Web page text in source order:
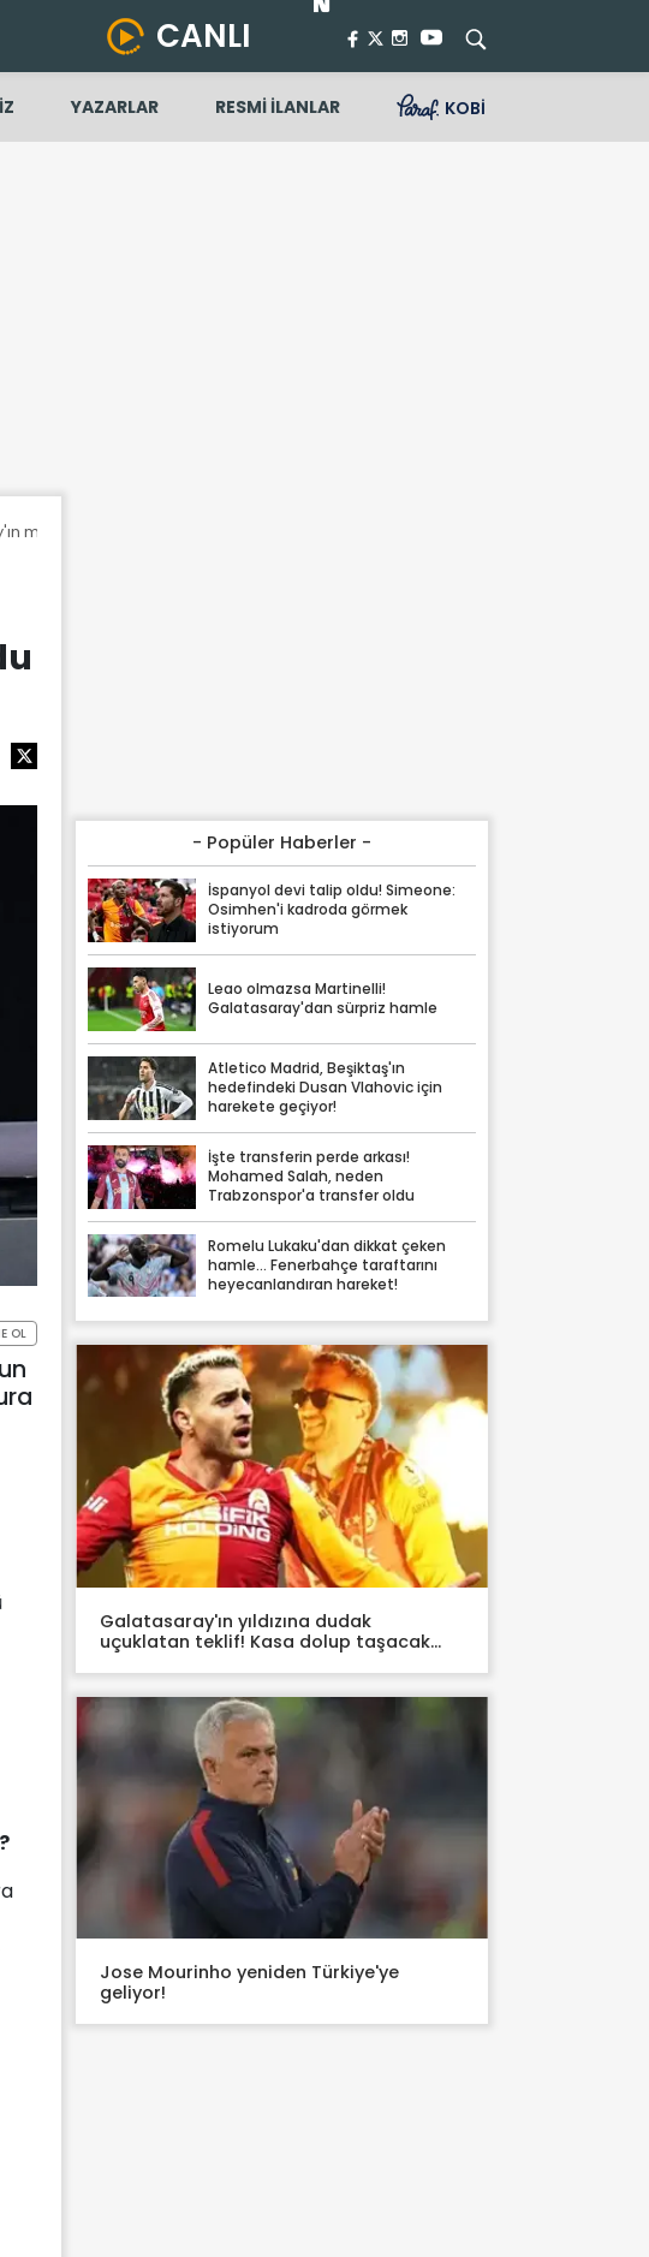
CANLI
YAZARLAR RESMİ İLANLAR KOBİ
muhtemel rakipleri belli oldu mu?
OL
- Popüler Haberler -
İspanyol devi talip oldu! Simeone:
Osimhen'i kadroda görmek
istiyorum
Leao olmazsa Martinelli!
Galatasaray'dan sürpriz hamle
Atletico Madrid, Beşiktaş'ın
hedefindeki Dusan Vlahovic için
harekete geçiyor!
İşte transferin perde arkası!
Mohamed Salah, neden
Trabzonspor'a transfer oldu
Romelu Lukaku'dan dikkat çeken
hamle... Fenerbahçe taraftarını
heyecanlandıran hareket!
Galatasaray'ın yıldızına dudak
uçuklatan teklif! Kasa dolup taşacak...
Jose Mourinho yeniden Türkiye'ye
geliyor!